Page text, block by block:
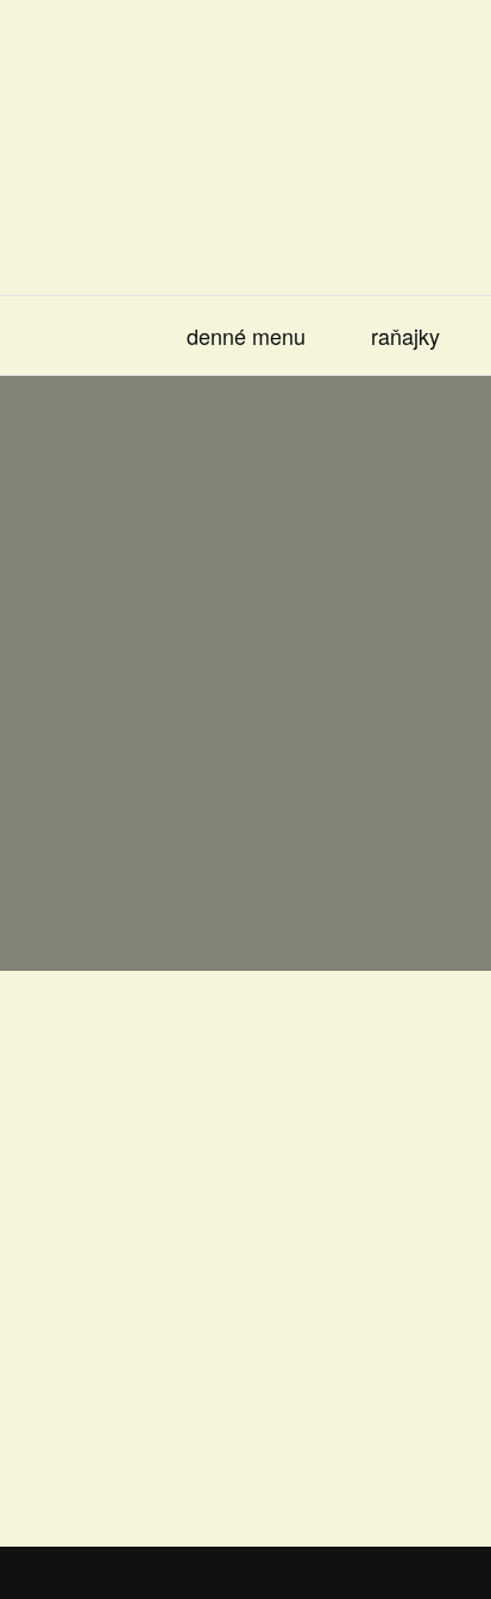
denné menu raňajky